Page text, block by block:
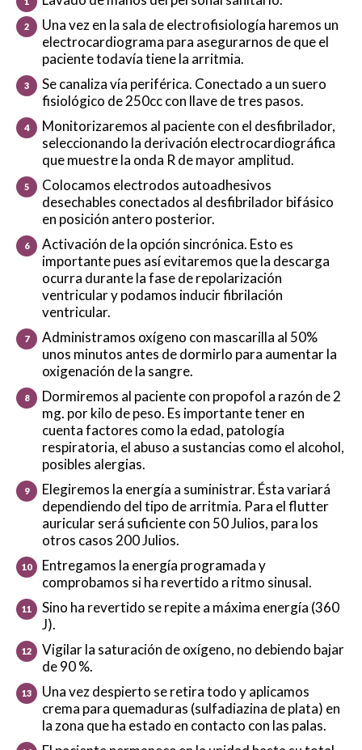
Una vez en la sala de electrofisiología haremos un
electrocardiograma para asegurarnos de que el
paciente todavía tiene la arritmia.
Se canaliza vía periférica. Conectado a un suero
fisiológico de 250cc con llave de tres pasos.
Monitorizaremos al paciente con el desfibrilador,
seleccionando la derivación electrocardiográfica
que muestre la onda R de mayor amplitud.
Colocamos electrodos autoadhesivos
desechables conectados al desfibrilador bifásico
en posición antero posterior.
Activación de la opción sincrónica. Esto es
importante pues así evitaremos que la descarga
ocurra durante la fase de repolarización
ventricular y podamos inducir fibrilación
ventricular.
Administramos oxígeno con mascarilla al 50%
unos minutos antes de dormirlo para aumentar la
oxigenación de la sangre.
Dormiremos al paciente con propofol a razón de 2
mg. por kilo de peso. Es importante tener en
cuenta factores como la edad, patología
respiratoria, el abuso a sustancias como el alcohol,
posibles alergias.
Elegiremos la energía a suministrar. Ésta variará
dependiendo del tipo de arritmia. Para el flutter
auricular será suficiente con 50 Julios, para los
otros casos 200 Julios.
Entregamos la energía programada y
comprobamos si ha revertido a ritmo sinusal.
Sino ha revertido se repite a máxima energía (360
J).
Vigilar la saturación de oxígeno, no debiendo bajar
de 90 %.
Una vez despierto se retira todo y aplicamos
crema para quemaduras (sulfadiazina de plata) en
la zona que ha estado en contacto con las palas.